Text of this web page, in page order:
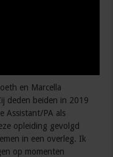
en Marcella
deden beiden in 2019
Assistant/PA als
opleiding gevolgd
in een overleg. Ik
op momenten